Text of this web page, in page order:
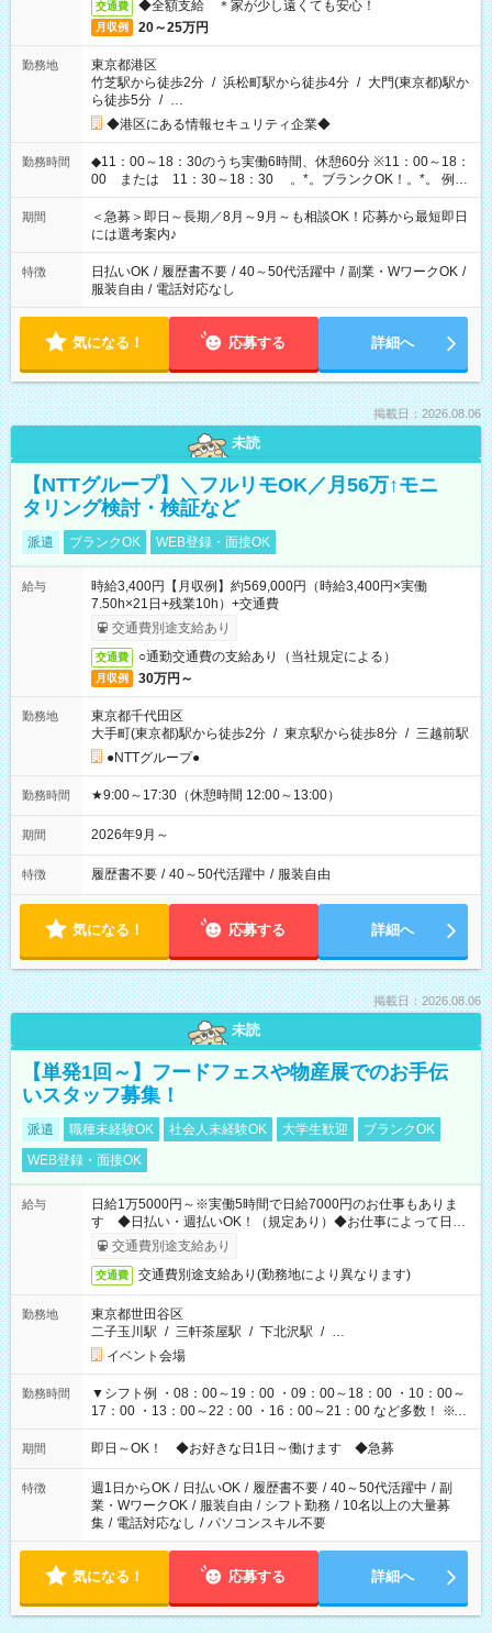
交通費 ◆全額支給 ＊家が少し遠くても安心！
月収例 20～25万円
勤務地
東京都港区
竹芝駅から徒歩2分 / 浜松町駅から徒歩4分 / 大門(東京都)駅か
ら徒歩5分 / …
◆港区にある情報セキュリティ企業◆
勤務時間
◆11：00～18：30のうち実働6時間、休憩60分 ※11：00～18：
00 または 11：30～18：30 。*。ブランクOK！。*。 例え
ば前職が、 在宅/財団法人/事務/コールセンター/受付/販売/カフェ
スタッフ スイーツ販売/ホテルフロント/化粧品販売/など 様々な
業界から入社して活躍されています♪
期間
＜急募＞即日～長期／8月～9月～も相談OK！応募から最短即日
には選考案内♪
特徴 日払いOK / 履歴書不要 / 40～50代活躍中 / 副業・WワークOK /
服装自由 / 電話対応なし
気になる！ 応募する 詳細へ
掲載日：2026.08.06
未読
【NTTグループ】＼フルリモOK／月56万↑モニ
タリング検討・検証など
派遣 ブランクOK WEB登録・面接OK
給与
時給3,400円【月収例】約569,000円（時給3,400円×実働
7.50h×21日+残業10h）+交通費
交通費別途支給あり
交通費 ○通勤交通費の支給あり（当社規定による）
月収例 30万円～
勤務地
東京都千代田区
大手町(東京都)駅から徒歩2分 / 東京駅から徒歩8分 / 三越前駅
●NTTグループ●
勤務時間 ★9:00～17:30（休憩時間 12:00～13:00）
期間 2026年9月～
特徴 履歴書不要 / 40～50代活躍中 / 服装自由
気になる！ 応募する 詳細へ
掲載日：2026.08.06
未読
【単発1回～】フードフェスや物産展でのお手伝
いスタッフ募集！
派遣 職種未経験OK 社会人未経験OK 大学生歓迎
ブランクOK
WEB登録・面接OK
給与
日給1万5000円～※実働5時間で日給7000円のお仕事もありま
す ◆日払い・週払いOK！（規定あり）◆お仕事によって日給
も異なります
交通費別途支給あり
交通費 交通費別途支給あり(勤務地により異なります)
勤務地
東京都世田谷区
二子玉川駅 / 三軒茶屋駅 / 下北沢駅 / …
イベント会場
勤務時間
▼シフト例 ・08：00～19：00 ・09：00～18：00 ・10：00～
17：00 ・13：00～22：00 ・16：00～21：00 など多数！ ※お
仕事により勤務時間が異なります
期間 即日～OK！ ◆お好きな日1日～働けます ◆急募
特徴 週1日からOK / 日払いOK / 履歴書不要 / 40～50代活躍中 / 副
業・WワークOK / 服装自由 / シフト勤務 / 10名以上の大量募
集 / 電話対応なし / パソコンスキル不要
気になる！ 応募する 詳細へ